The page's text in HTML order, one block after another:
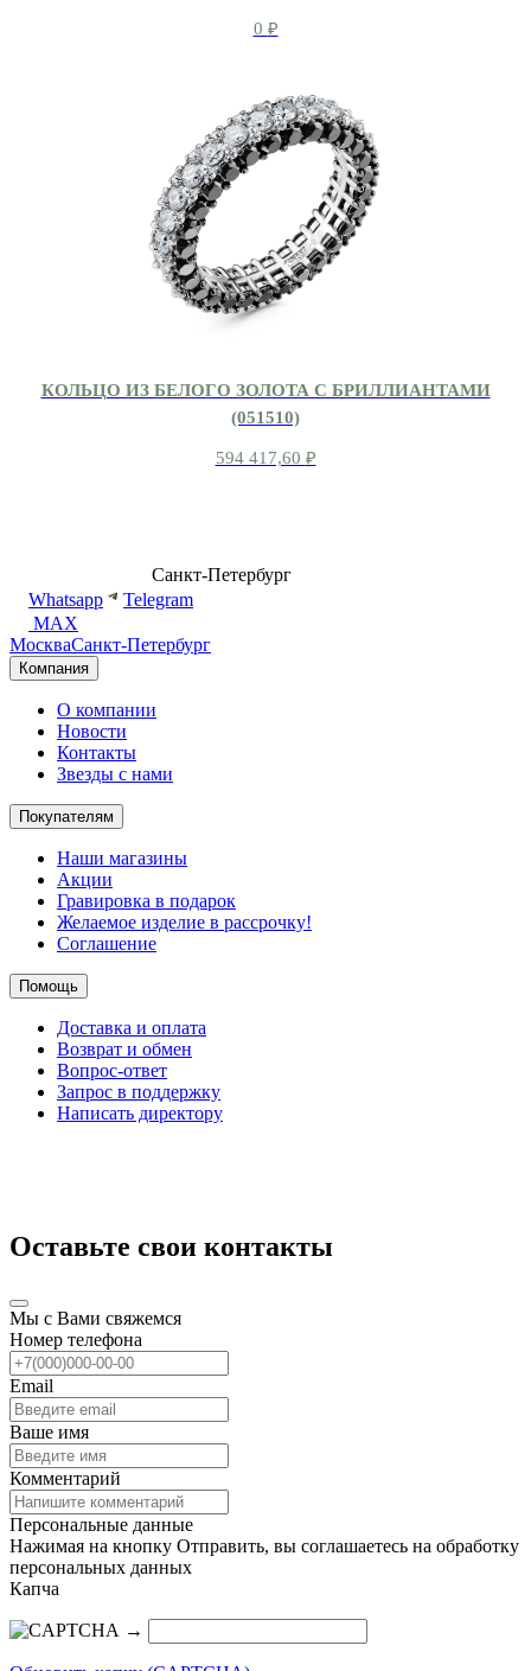
0 ₽
КОЛЬЦО ИЗ БЕЛОГО ЗОЛОТА С БРИЛЛИАНТАМИ
(051510)
594 417,60 ₽
Санкт-Петербург
Whatsapp
Telegram
MAX
МоскваСанкт-Петербург
Компания
О компании
Новости
Контакты
Звезды с нами
Покупателям
Наши магазины
Акции
Гравировка в подарок
Желаемое изделие в рассрочку!
Соглашение
Помощь
Доставка и оплата
Возврат и обмен
Вопрос-ответ
Запрос в поддержку
Написать директору
Оставьте свои контакты
Мы с Вами свяжемся
Номер телефона
Email
Ваше имя
Комментарий
Персональные данные
Нажимая на кнопку Отправить, вы соглашаетесь на обработку
персональных данных
Капча
→